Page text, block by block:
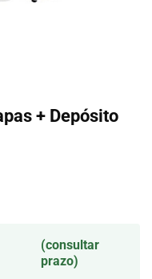
+ Depósito
(consultar
prazo)